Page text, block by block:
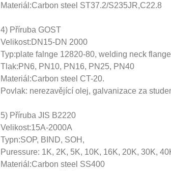
Materiál:Carbon steel ST37.2/S235JR,C22.8
4) Příruba GOST
Velikost:DN15-DN 2000
Typ:plate falnge 12820-80, welding neck
Tlak:PN6, PN10, PN16, PN25, PN40
Materiál:Carbon steel CT-20.
Povlak: nerezavějící olej, galvanizace za
5) Příruba JIS B2220
Velikost:15A-2000A
Typn:SOP, BIND, SOH,
Puressure: 1K, 2K, 5K, 10K, 16K, 20K, 30K,
Materiál:Carbon steel SS400